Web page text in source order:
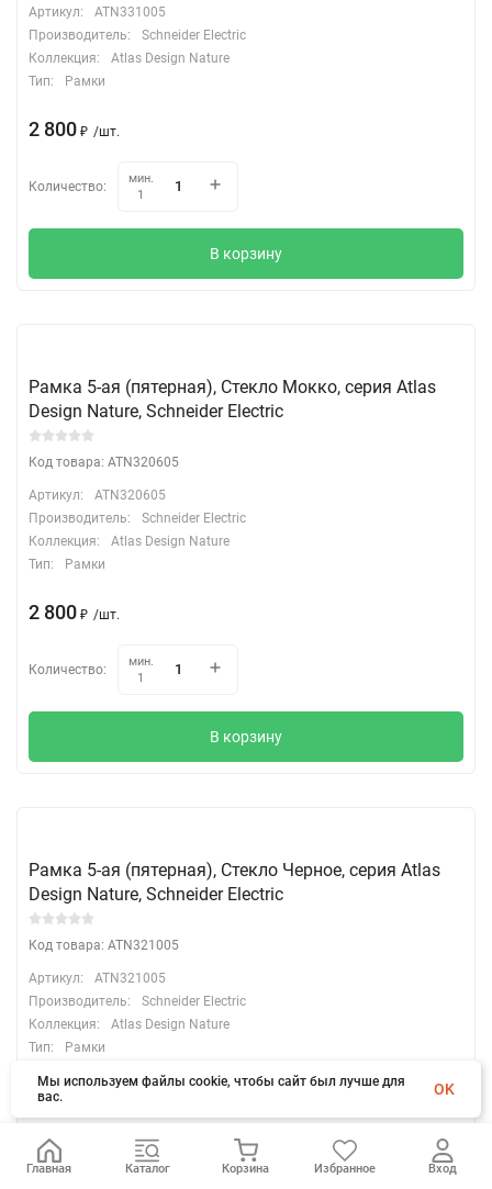
Артикул:
ATN331005
Производитель:
Schneider Electric
Коллекция:
Atlas Design Nature
Тип:
Рамки
2 800 ₽ /шт.
Количество:
мин.
1
В корзину
Рамка 5-ая (пятерная), Стекло Мокко, серия Atlas
Design Nature, Schneider Electric
Код товара: ATN320605
Артикул:
ATN320605
Производитель:
Schneider Electric
Коллекция:
Atlas Design Nature
Тип:
Рамки
2 800 ₽ /шт.
Количество:
мин.
1
В корзину
Рамка 5-ая (пятерная), Стекло Черное, серия Atlas
Design Nature, Schneider Electric
Код товара: ATN321005
Артикул:
ATN321005
Производитель:
Schneider Electric
Коллекция:
Atlas Design Nature
Тип:
Рамки
2 800
Количество:
мин.
1
Главная Каталог Корзина Избранное Вход
Мы используем файлы cookie, чтобы сайт был лучше для
вас.
OK